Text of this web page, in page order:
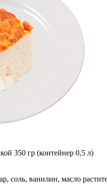
350 гр (контейнер 0,5 л)
соль, ванилин, масло